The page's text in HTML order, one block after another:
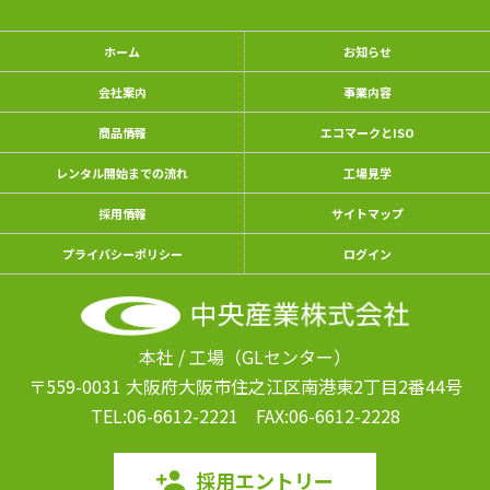
ホーム お知らせ
会社案内 事業内容
商品情報 エコマークとISO
レンタル開始までの流れ 工場見学
採用情報 サイトマップ
プライバシーポリシー ログイン
本社 / 工場（GLセンター）
〒559-0031 大阪府大阪市住之江区南港東2丁目2番44号
TEL:06-6612-2221 FAX:06-6612-2228
採用エントリー